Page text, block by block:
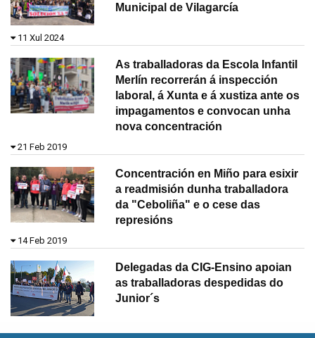
Municipal de Vilagarcía
11 Xul 2024
As traballadoras da Escola Infantil
Merlín recorrerán á inspección
laboral, á Xunta e á xustiza ante os
impagamentos e convocan unha
nova concentración
21 Feb 2019
Concentración en Miño para esixir
a readmisión dunha traballadora
da "Ceboliña" e o cese das
represións
14 Feb 2019
Delegadas da CIG-Ensino apoian
as traballadoras despedidas do
Junior´s